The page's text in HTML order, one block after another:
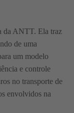
da ANTT. Ela traz
de uma
um modelo
e controle
no transporte de
envolvidos na